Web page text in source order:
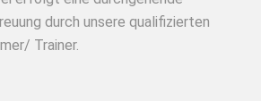
durch unsere qualifizierten
Trainer.